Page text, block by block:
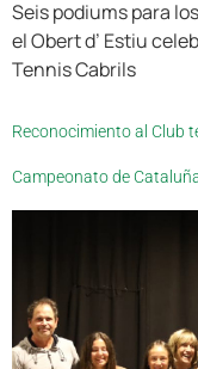
Seis podiums para
el Obert d’ Estiu
Tennis Cabrils
Reconocimiento al Club
Campeonato de